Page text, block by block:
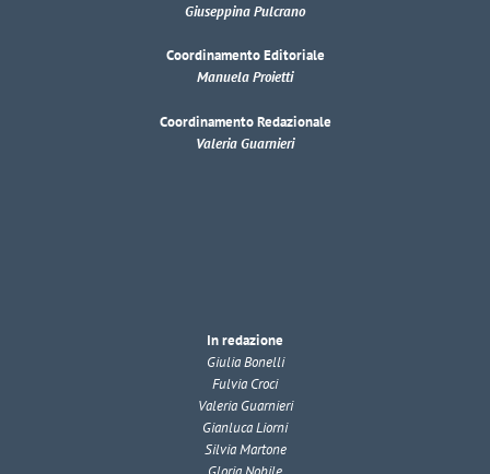
Giuseppina Pulcrano
Coordinamento Editoriale
Manuela Proietti
Coordinamento Redazionale
Valeria Guarnieri
In redazione
Giulia Bonelli
Fulvia Croci
Valeria Guarnieri
Gianluca Liorni
Silvia Martone